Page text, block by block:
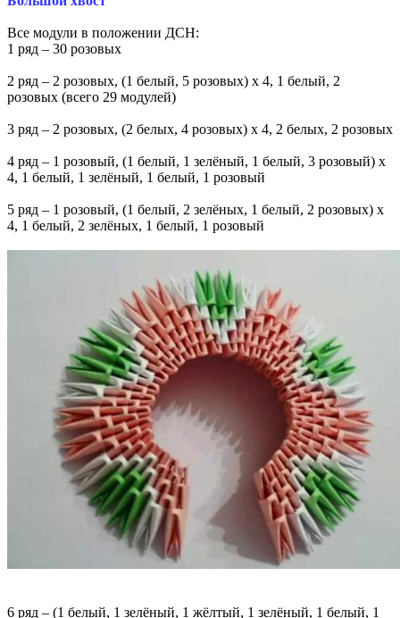
Все модули в положении ДСН:
1 ряд – 30 розовых
2 ряд – 2 розовых, (1 белый, 5 розовых) х 4, 1 белый, 2
розовых (всего 29 модулей)
3 ряд – 2 розовых, (2 белых, 4 розовых) х 4, 2 белых, 2 розовых
4 ряд – 1 розовый, (1 белый, 1 зелёный, 1 белый, 3 розовый) х
4, 1 белый, 1 зелёный, 1 белый, 1 розовый
5 ряд – 1 розовый, (1 белый, 2 зелёных, 1 белый, 2 розовых) х
4, 1 белый, 2 зелёных, 1 белый, 1 розовый
6 ряд – (1 белый, 1 зелёный, 1 жёлтый, 1 зелёный, 1 белый, 1